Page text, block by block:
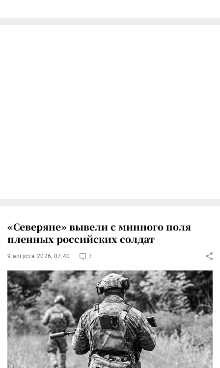
«Северяне» вывели с минного поля
пленных российских солдат
9 августа 2026, 07:40 7